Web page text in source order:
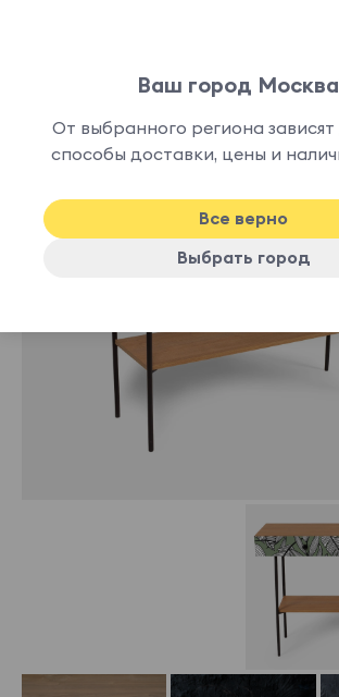
Ваш город
От выбранного региона
способы доставки, цены и
Все верно
Выбрать город